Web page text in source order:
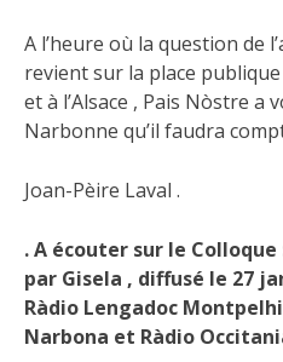
A l’heure où la question de
revient sur la place
et à l’Alsace , Pais Nòstre a
Narbonne qu’il faudra
Joan-Pèire Laval .
. A écouter sur le
par Gisela , diffusé le 27
Ràdio Lengadoc
Narbona et Ràdio